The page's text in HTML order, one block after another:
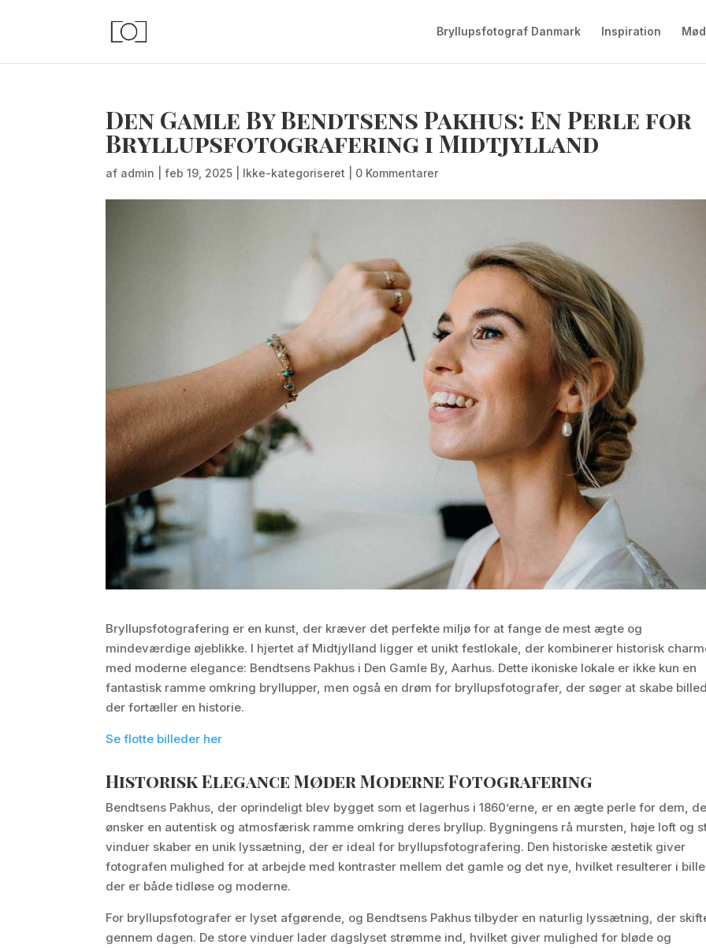
Bryllupsfotograf Danmark Inspiration
Den Gamle By Bendtsens Pakhus: En Perle for
Bryllupsfotografering i Midtjylland
af admin |feb 19, 2025 Ikke-kategoriseret 0 Kommentarer
Bryllupsfotografering er en kunst, der kræver det perfekte miljø for at fange de mest ægte og
mindeværdige øjeblikke. I hjertet af Midtjylland ligger et unikt festlokale, der kombinerer historisk
med moderne elegance: Bendtsens Pakhus i Den Gamle By, Aarhus. Dette ikoniske lokale er ikke kun en
fantastisk ramme omkring bryllupper, men også en drøm for bryllupsfotografer, der søger at skabe
der fortæller en historie.
Se flotte billeder her
Historisk Elegance Møder Moderne Fotografering
Bendtsens Pakhus, der oprindeligt blev bygget som et lagerhus i 1860’erne, er en ægte perle for dem,
ønsker en autentisk og atmosfærisk ramme omkring deres bryllup. Bygningens rå mursten, høje loft og
vinduer skaber en unik lyssætning, der er ideal for bryllupsfotografering. Den historiske æstetik giver
fotografen mulighed for at arbejde med kontraster mellem det gamle og det nye, hvilket resulterer i
der er både tidløse og moderne.
For bryllupsfotografer er lyset afgørende, og Bendtsens Pakhus tilbyder en naturlig lyssætning, der
gennem dagen. De store vinduer lader dagslyset strømme ind, hvilket giver mulighed for bløde og